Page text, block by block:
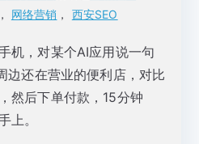
， 网络营销 ， 西安SEO
机，对某个AI应用说一句
边还在营业的便利店，对比
然后下单付款，15分钟
上。